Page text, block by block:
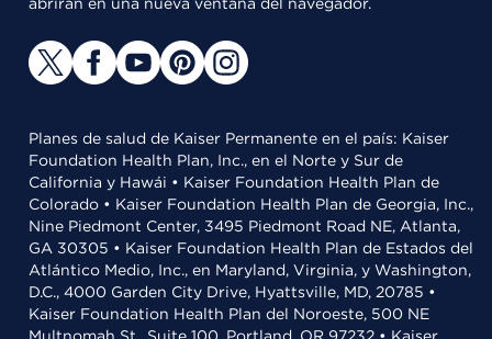
Planes de salud de Kaiser Permanente en el país: Kaiser
Foundation Health Plan, Inc., en el Norte y Sur de
California y Hawái • Kaiser Foundation Health Plan de
Colorado • Kaiser Foundation Health Plan de Georgia, Inc.,
Nine Piedmont Center, 3495 Piedmont Road NE, Atlanta,
GA 30305 • Kaiser Foundation Health Plan de Estados del
Atlántico Medio, Inc., en Maryland, Virginia, y Washington,
D.C., 4000 Garden City Drive, Hyattsville, MD, 20785 •
Kaiser Foundation Health Plan del Noroeste, 500 NE